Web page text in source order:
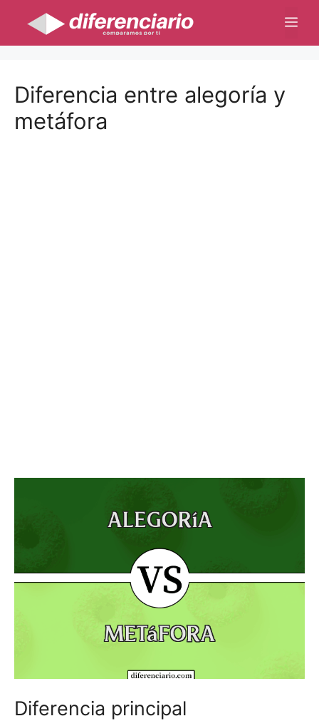
contenido
Diferencia entre alegoría y
metáfora
Diferencia principal